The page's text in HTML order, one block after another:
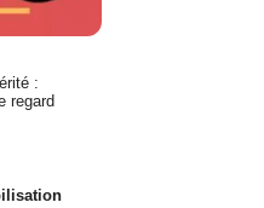
:
regard